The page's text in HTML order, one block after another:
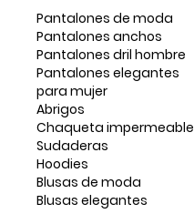
Pantalones de moda
Pantalones anchos
Pantalones dril hombre
Pantalones elegantes
para mujer
Abrigos
Chaqueta impermeable
Sudaderas
Hoodies
Blusas de moda
Blusas elegantes